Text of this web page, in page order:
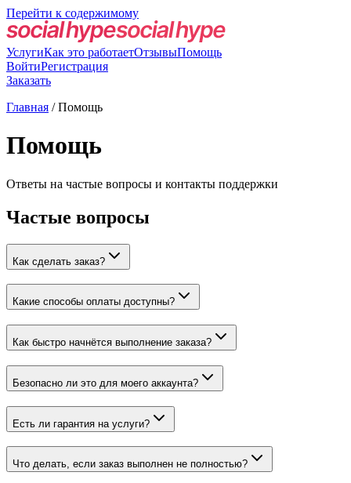
Перейти к содержимому
УслугиКак это работаетОтзывыПомощь
ВойтиРегистрация
Заказать
Главная /Помощь
Помощь
Ответы на частые вопросы и контакты поддержки
Частые вопросы
Как сделать заказ?
Какие способы оплаты доступны?
Как быстро начнётся выполнение заказа?
Безопасно ли это для моего аккаунта?
Есть ли гарантия на услуги?
Что делать, если заказ выполнен не полностью?